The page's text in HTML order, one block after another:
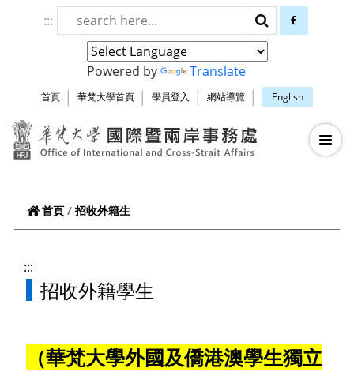
跳到頁面主要內容區
::: 搜尋 facebook
Powered by Translate
首頁 華梵大學首頁 學員登入 網站導覽 English
華梵大學智慧
—
—
—
首頁 招收外籍生
:::
招收外籍學生
（華梵大學外國及僑港澳學生獨立